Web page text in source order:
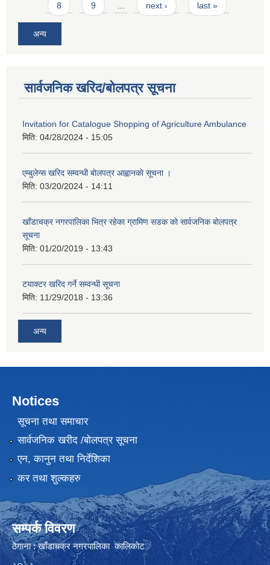
8 9 … next › last »
अन्य
सार्वजनिक खरिद/बोलपत्र सूचना
Invitation for Catalogue Shopping of Agriculture Ambulance
मिति: 04/28/2024 - 15:05
एम्बुलेन्स खरिद सम्वन्धी बाेलपत्र आह्वानकाे सूचना ।
मिति: 03/20/2024 - 14:11
खाँडाचक्र नगरपालिका भित्र रहेका ग्रामिण सडक काे सार्वजनिक बाेलपत्र
सूचना
मिति: 01/20/2019 - 13:43
टयाक्टर खरिद गर्ने सम्वन्धी सूचना
मिति: 11/29/2018 - 13:36
अन्य
Notices
सूचना तथा समाचार
सार्वजनिक खरीद /बोलपत्र सूचना
एन, कानुन तथा निर्देशिका
कर तथा शुल्कहरु
सम्पर्क विवरण
ठेगाना : खाँडाचक्र नगरपालिका कालिकाेट